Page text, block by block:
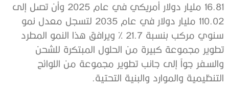
16.81 مليار دولار أمريكي في عام 2025 وأن تصل إلى
110.02 مليار دولار في عام 2035 لتسجل معدل نمو
سنوي مركب بنسبة 21.7 % ويرافق هذا النمو المطرد
تطوير مجموعة كبيرة من الحلول المبتكرة للشحن
والسفر جواً إلى جانب تطوير مجموعة من اللوائح
التنظيمية والموارد والبنية التحتية.